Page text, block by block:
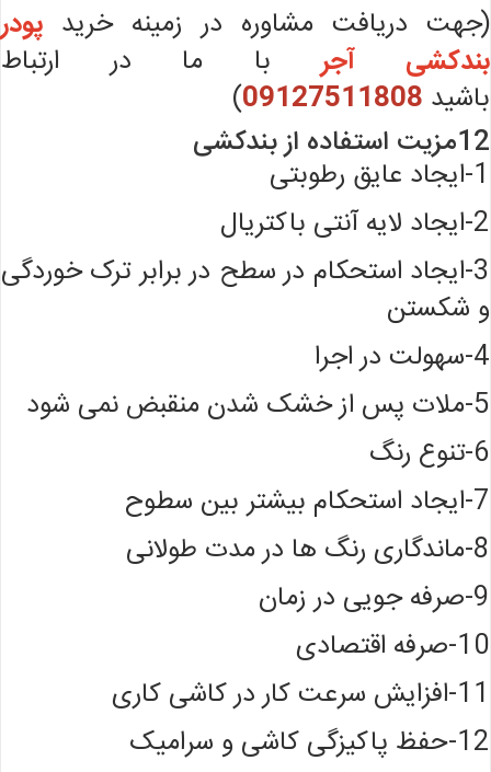
(جهت دریافت مشاوره در زمینه خرید پودر
بندکشی آجربا ما در ارتباط
باشید 09127511808
)
12مزیت استفاده از بندکشی
1-ایجاد عایق رطوبتی
2-ایجاد لایه آنتی باکتریال
3-ایجاد استحکام در سطح در برابر ترک خوردگی
و شکستن
4-سهولت در اجرا
5-ملات پس از خشک شدن منقبض نمی شود
6-تنوع رنگ
7-ایجاد استحکام بیشتر بین سطوح
8-ماندگاری رنگ ها در مدت طولانی
9-صرفه جویی در زمان
10-صرفه اقتصادی
11-افزایش سرعت کار در کاشی کاری
12-حفظ پاکیزگی کاشی و سرامیک